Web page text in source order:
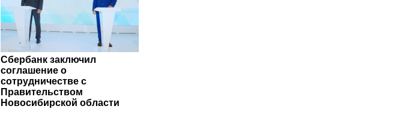
Сбербанк заключил
соглашение о
сотрудничестве с
Правительством
Новосибирской области